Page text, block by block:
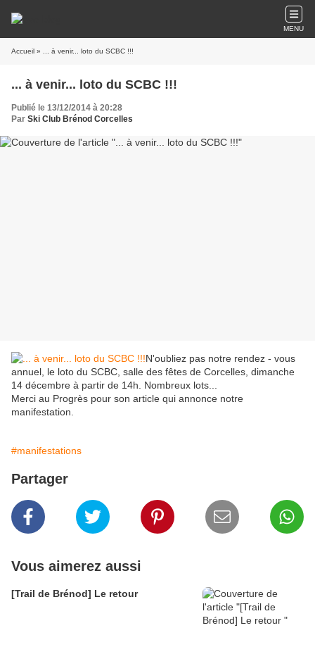
MENU
Accueil » ... à venir... loto du SCBC !!!
... à venir... loto du SCBC !!!
Publié le 13/12/2014 à 20:28
Par Ski Club Brénod Corcelles
N'oubliez pas notre rendez - vous
annuel, le loto du SCBC, salle des fêtes de Corcelles, dimanche
14 décembre à partir de 14h. Nombreux lots...
Merci au Progrès pour son article qui annonce notre
manifestation.
#manifestations
Partager
Vous aimerez aussi
[Trail de Brénod] Le retour